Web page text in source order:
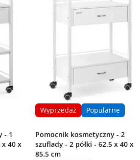
- 1
x 40 x
Wyprzedaż Popularne
Pomocnik kosmetyczny - 2
szuflady - 2 półki - 62.5 x 40 x
85.5 cm